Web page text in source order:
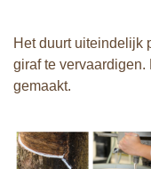
Het duurt uiteindelijk
giraf te vervaardigen.
gemaakt.